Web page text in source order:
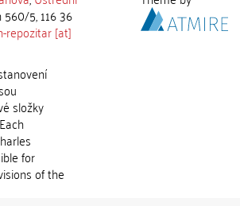
5, 116 36
repozitar [at]
složky
for
of the